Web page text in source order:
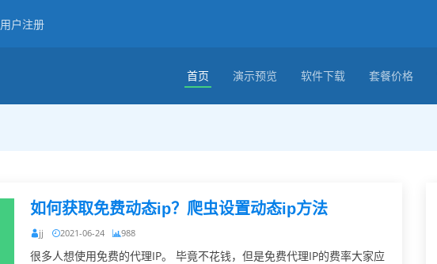
用户注册
首页 演示预览 软件下载 套餐价格
如何获取免费动态ip？爬虫设置动态ip方法
jj 2021-06-24 988
很多人想使用免费的代理IP。 毕竟不花钱，但是免费代理IP的费率大家应